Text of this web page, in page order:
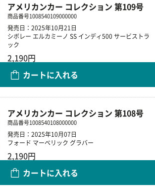
アメリカンカー コレクション 第109号
商品番号1008540109000000
発売日：2025年10月21日
シボレー エルカミーノ SS インディ500 サービストラ
ック
2,190円
カートに入れる
アメリカンカー コレクション 第108号
商品番号1008540108000000
発売日：2025年10月07日
フォード マーベリック グラバー
2,190円
カートに入れる